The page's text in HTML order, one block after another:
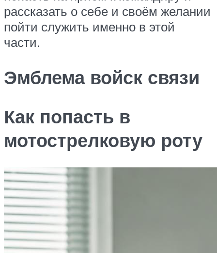
рассказать о себе и своём желании
пойти служить именно в этой
части.
Эмблема войск связи
Как попасть в
мотострелковую роту